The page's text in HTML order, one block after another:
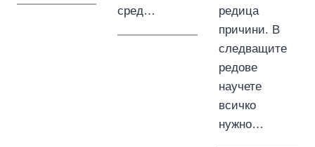
сред…
редица
причини. В
следващите
редове
научете
всичко
нужно…